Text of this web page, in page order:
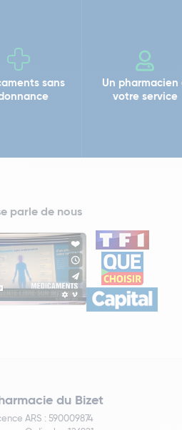
sans
Un pharmacien
votre service
parle de nous
du Bizet
ARS : 590009874